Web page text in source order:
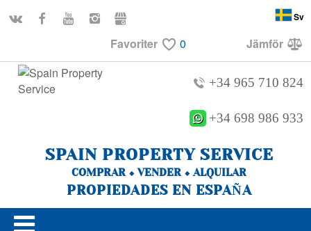
Favoriter 0 Jämför
Sv
SPAIN PROPERTY SERVICE
COMPRAR ⬥ VENDER ⬥ ALQUILAR
PROPIEDADES EN ESPAÑA
+34 965 710 824
+34 698 986 933